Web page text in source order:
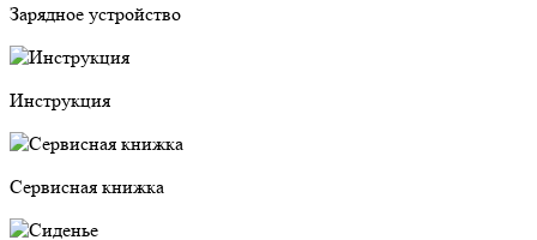
Зарядное устройство
Инструкция
Сервисная книжка